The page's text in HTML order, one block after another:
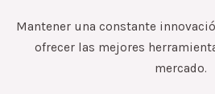
Mantener una constante
ofrecer las mejores
mercado.